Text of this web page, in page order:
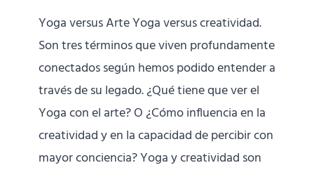
Yoga versus Arte Yoga versus creatividad.
Son tres términos que viven profundamente
conectados según hemos podido entender a
través de su legado. ¿Qué tiene que ver el
Yoga con el arte? O ¿Cómo influencia en la
creatividad y en la capacidad de percibir con
mayor conciencia? Yoga y creatividad son